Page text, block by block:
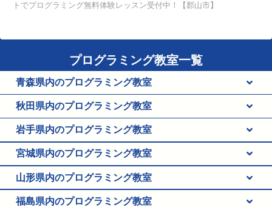
トでプログラミング無料体験レッスン受付中！【郡山市】
プログラミング教室一覧
青森県内のプログラミング教室
秋田 県内のプログラミング教室
岩手県内のプログラミング教室
宮城県内のプログラミング教室
山形県内のプログラミング教室
福島県内のプログラミング教室